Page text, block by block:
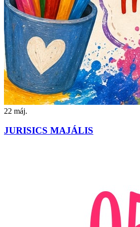
22 máj.
JURISICS MAJÁLIS